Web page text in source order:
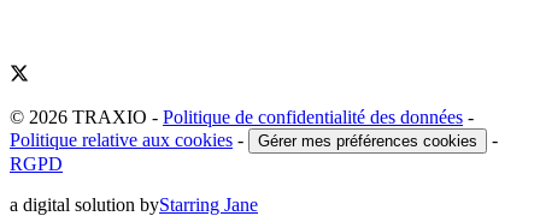
© 2026 TRAXIO - Politique de confidentialité des données -
Politique relative aux cookies - Gérer mes préférences cookies
-
RGPD
a digital solution byStarring Jane